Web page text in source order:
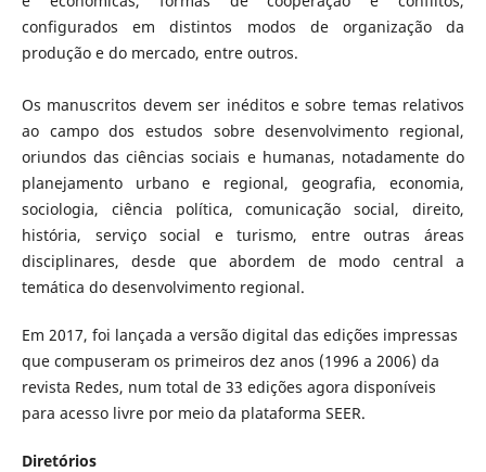
configurados em distintos modos de organização da
produção e do mercado, entre outros.
Os manuscritos devem ser inéditos e sobre temas relativos
ao campo dos estudos sobre desenvolvimento regional,
oriundos das ciências sociais e humanas, notadamente do
planejamento urbano e regional, geografia, economia,
sociologia, ciência política, comunicação social, direito,
história, serviço social e turismo, entre outras áreas
disciplinares, desde que abordem de modo central a
temática do desenvolvimento regional.
Em 2017, foi lançada a versão digital das edições impressas
que compuseram os primeiros dez anos (1996 a 2006) da
revista Redes, num total de 33 edições agora disponíveis
para acesso livre por meio da plataforma SEER.
Diretórios